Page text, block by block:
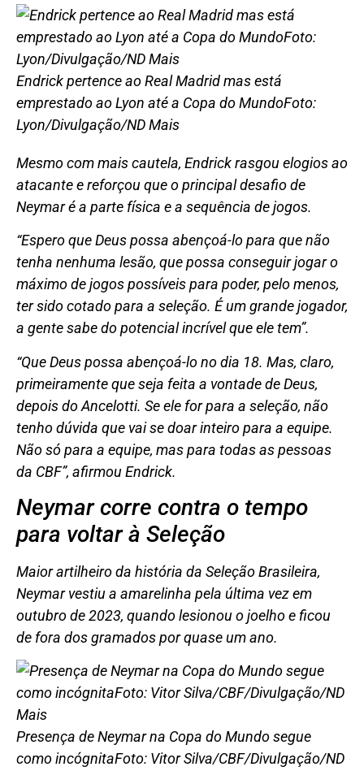
Endrick pertence ao Real Madrid mas está
emprestado ao Lyon até a Copa do MundoFoto:
Lyon/Divulgação/ND Mais
Mesmo com mais cautela, Endrick rasgou elogios ao
atacante e reforçou que o principal desafio de
Neymar é a parte física e a sequência de jogos.
“Espero que Deus possa abençoá-lo para que não
tenha nenhuma lesão, que possa conseguir jogar o
máximo de jogos possíveis para poder, pelo menos,
ter sido cotado para a seleção. É um grande jogador,
a gente sabe do potencial incrível que ele tem”.
“Que Deus possa abençoá-lo no dia 18. Mas, claro,
primeiramente que seja feita a vontade de Deus,
depois do Ancelotti. Se ele for para a seleção, não
tenho dúvida que vai se doar inteiro para a equipe.
Não só para a equipe, mas para todas as pessoas
da CBF”, afirmou Endrick.
Neymar corre contra o tempo
para voltar à Seleção
Maior artilheiro da história da Seleção Brasileira,
Neymar vestiu a amarelinha pela última vez em
outubro de 2023, quando lesionou o joelho e ficou
de fora dos gramados por quase um ano.
Presença de Neymar na Copa do Mundo segue
como incógnitaFoto: Vitor Silva/CBF/Divulgação/ND